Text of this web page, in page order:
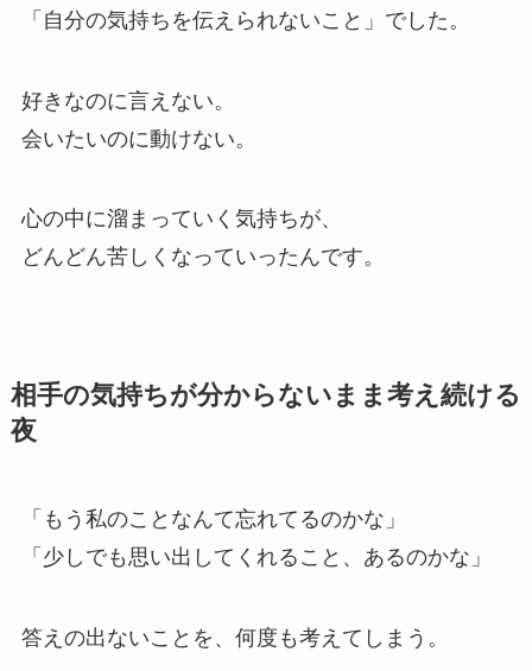
「自分の気持ちを伝えられないこと」でした。
好きなのに言えない。
会いたいのに動けない。
心の中に溜まっていく気持ちが、
どんどん苦しくなっていったんです。
相手の気持ちが分からないまま考え続ける
夜
「もう私のことなんて忘れてるのかな」
「少しでも思い出してくれること、あるのかな」
答えの出ないことを、何度も考えてしまう。